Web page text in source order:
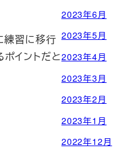
練習に移行
イントだと
2023年6月
2023年5月
2023年4月
2023年3月
2023年2月
2023年1月
2022年12月